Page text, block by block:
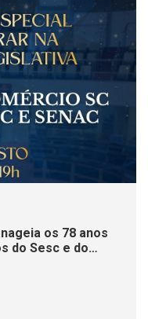
os 78 anos
do Sesc e do